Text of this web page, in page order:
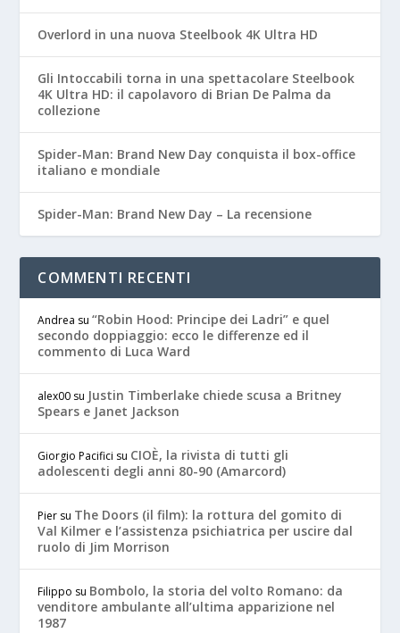
Overlord in una nuova Steelbook 4K Ultra HD
Gli Intoccabili torna in una spettacolare Steelbook
4K Ultra HD: il capolavoro di Brian De Palma da
collezione
Spider-Man: Brand New Day conquista il box-office
italiano e mondiale
Spider-Man: Brand New Day – La recensione
COMMENTI RECENTI
Andrea su“Robin Hood: Principe dei Ladri” e quel
secondo doppiaggio: ecco le differenze ed il
commento di Luca Ward
alex00 su Justin Timberlake chiede scusa a Britney
Spears e Janet Jackson
Giorgio Pacifici su CIOÈ, la rivista di tutti gli
adolescenti degli anni 80-90 (Amarcord)
Pier su The Doors (il film): la rottura del gomito di
Val Kilmer e l’assistenza psichiatrica per uscire dal
ruolo di Jim Morrison
Filippo su Bombolo, la storia del volto Romano: da
venditore ambulante all’ultima apparizione nel
1987